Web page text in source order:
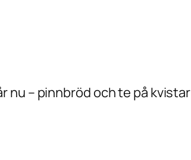
nu – pinnbröd och te på